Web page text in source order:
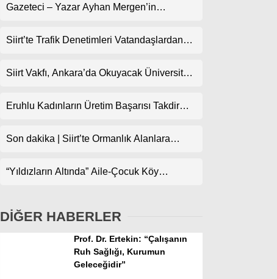
Gündem
Spor
Teknoloji
Gazeteci – Yazar Ayhan Mergen’in
Kuralları”
Siirt’te Trafik Denetimleri Vatandaşlardan
Siirt Vakfı, Ankara’da Okuyacak Üniversite
Eruhlu Kadınların Üretim Başarısı Takdir
Son dakika | Siirt’te Ormanlık Alanlara
“Yıldızların Altında” Aile-Çocuk Köy
DİĞER HABERLER
Prof. Dr. Ertekin: “Çalışanın
Ruh Sağlığı, Kurumun
Geleceğidir”